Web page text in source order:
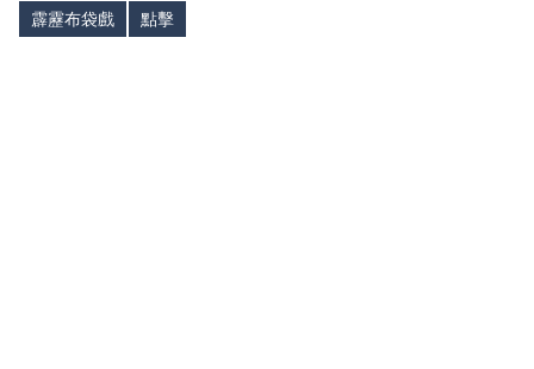
霹靂布袋戲
點擊